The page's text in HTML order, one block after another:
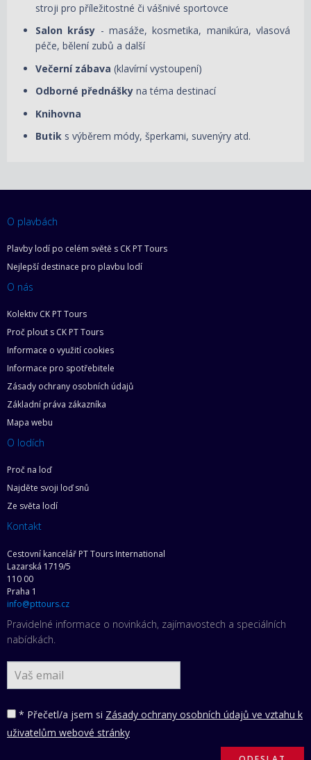
stroji pro příležitostné či vášnivé sportovce
Salon krásy - masáže, kosmetika, manikúra, vlasová
péče, bělení zubů a další
Večerní zábava (klavírní vystoupení)
Odborné přednášky na téma destinací
Knihovna
Butik s výběrem módy, šperkami, suvenýry atd.
O plavbách
Plavby lodí po celém světě s CK PT Tours
Nejlepší destinace pro plavbu lodí
O nás
Kolektiv CK PT Tours
Proč plout s CK PT Tours
Informace o využití cookies
Informace pro spotřebitele
Zásady ochrany osobních údajů
Základní práva zákazníka
Mapa webu
O lodích
Proč na loď
Najděte svoji loď snů
Ze světa lodí
Kontakt
Cestovní kancelář PT Tours International
Lazarská 1719/5
110 00
Praha 1
info@pttours.cz
Pravidelné informace o novinkách, zajímavostech a speciálních
nabídkách.
* Přečetl/a jsem si Zásady ochrany osobních údajů ve vztahu k
uživatelům webové stránky